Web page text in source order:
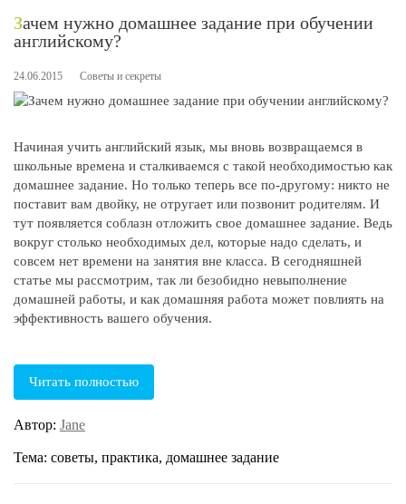
Зачем нужно домашнее задание при обучении
английскому?
24.06.2015 Советы и секреты
Начиная учить английский язык, мы вновь возвращаемся в
школьные времена и сталкиваемся с такой необходимостью как
домашнее задание. Но только теперь все по-другому: никто не
поставит вам двойку, не отругает или позвонит родителям. И
тут появляется соблазн отложить свое домашнее задание. Ведь
вокруг столько необходимых дел, которые надо сделать, и
совсем нет времени на занятия вне класса. В сегодняшней
статье мы рассмотрим, так ли безобидно невыполнение
домашней работы, и как домашняя работа может повлиять на
эффективность вашего обучения.
Читать полностью
Автор: Jane
Тема: советы, практика, домашнее задание